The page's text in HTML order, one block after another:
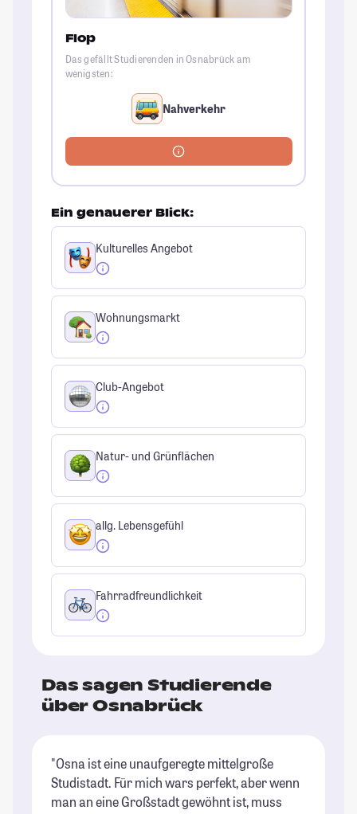
Flop
Das gefällt Studierenden in Osnabrück am
wenigsten:
Nahverkehr
Ein genauerer Blick:
Kulturelles Angebot
Wohnungsmarkt
Club-Angebot
Natur- und Grünflächen
allg. Lebensgefühl
Fahrradfreundlichkeit
Das sagen Studierende
über Osnabrück
"Osna ist eine unaufgeregte mittelgroße
Studistadt. Für mich wars perfekt, aber wenn
man an eine Großstadt gewöhnt ist, muss